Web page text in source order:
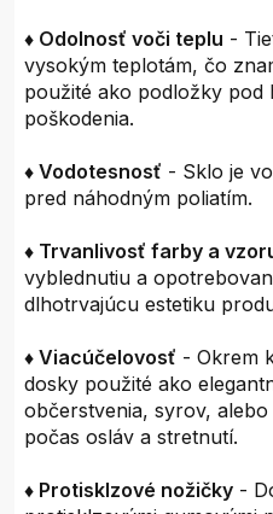
♦ Odolnosť voči teplu -
vysokým teplotám, čo
použité ako podložky
poškodenia.
♦ Vodotesnosť - Sklo je
pred náhodným poliatím.
♦ Trvanlivosť farby a
vyblednutiu a
dlhotrvajúcu estetiku
♦ Viacúčelovosť - Okrem
dosky použité ako
občerstvenia, syrov,
počas osláv a stretnutí.
♦ Protisklzové nožičky -